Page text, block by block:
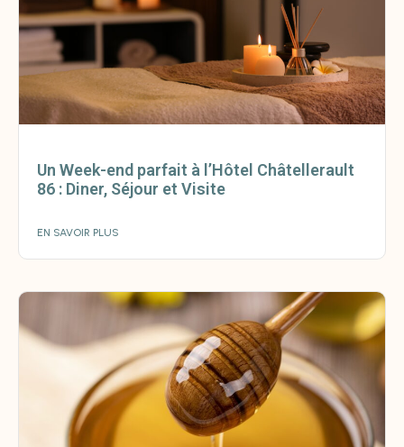
Un Week-end parfait à l’Hôtel Châtellerault
86 : Diner, Séjour et Visite
EN SAVOIR PLUS